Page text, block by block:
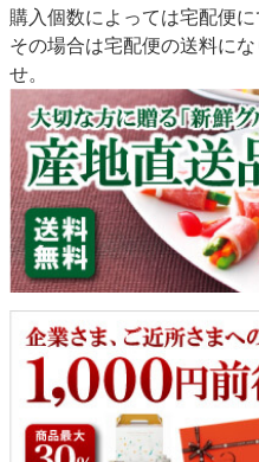
購入個数によっては宅配便
その場合は宅配便の送料に
せ。